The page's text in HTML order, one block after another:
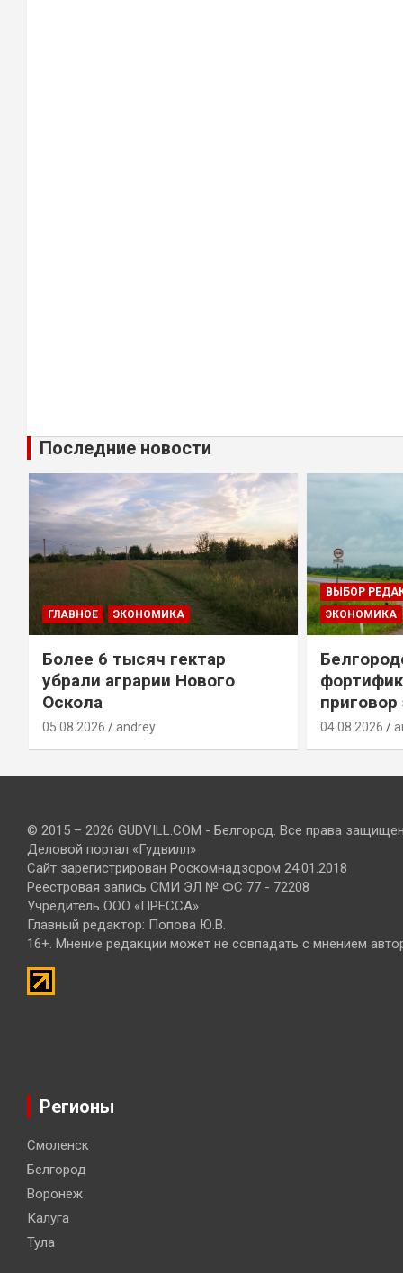
Последние новости
ГЛАВНОЕ ЭКОНОМИКА
Более 6 тысяч гектар
убрали аграрии Нового
Оскола
05.08.2026 andrey
ВЫБОР
ЭКОНОМИКА
04.08.2026
© 2015 – 2026 GUDVILL.COM - Белгород. Все права
Деловой портал «Гудвилл»
Сайт зарегистрирован Роскомнадзором 24.01.2018
Реестровая запись СМИ ЭЛ № ФС 77 - 72208
Учредитель ООО «ПРЕССА»
Главный редактор: Попова Ю.В.
16+. Мнение редакции может не совпадать с мнением
Регионы
Смоленск
Белгород
Воронеж
Калуга
Тула